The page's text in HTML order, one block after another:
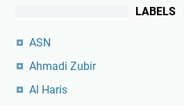
LABELS
ASN
Ahmadi Zubir
Al Haris